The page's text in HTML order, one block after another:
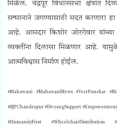
मिळेल.चंद्रपूर विधानसभा क्षेत्रात
सन्मानाने जगण्यासाठी मदत करणारा हा
आहे. आमदार किशोर जोरगेवार
व्यक्तींना दिलासा मिळणार आहे.
आत्मविश्वास निर्माण होईल.
#Mahawani #MahawaniNews #VeerPunekar
#BJPChandrapur #DivyangSupport
#HumanityFirst #WheelchairDistribution